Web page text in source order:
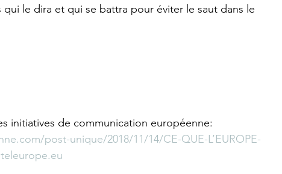
qui le dira et qui se battra pour éviter le saut dans le
initiatives de communication européenne:
post-unique/2018/11/14/CE-QUE-L’EUROPE-